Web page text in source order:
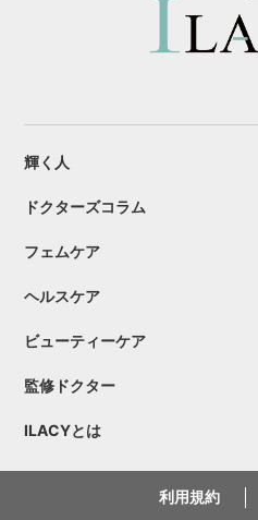
輝く人
ドクターズコラム
フェムケア
ヘルスケア
ビューティーケア
監修ドクター
ILACYとは
利用規約